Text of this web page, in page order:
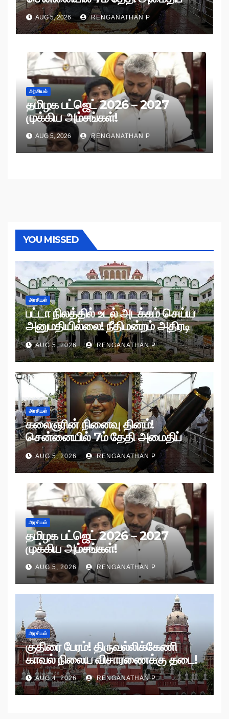
பேரணி!
AUG 5, 2026 RENGANATHAN P
அரசியல்
தமிழக பட்ஜெட் 2026 – 2027
முக்கிய அம்சங்கள்!
AUG 5, 2026 RENGANATHAN P
YOU MISSED
அரசியல்
பட்டா நிலத்தில் உடல் அடக்கம் செய்ய
அனுமதியில்லை! நீதிமன்றம் அதிரடி
உத்தரவு!
AUG 5, 2026 RENGANATHAN P
அரசியல்
கலைஞரின் நினைவு தினம்!
சென்னையில் 7ம் தேதி அமைதிப்
பேரணி!
AUG 5, 2026 RENGANATHAN P
அரசியல்
தமிழக பட்ஜெட் 2026 – 2027
முக்கிய அம்சங்கள்!
AUG 5, 2026 RENGANATHAN P
அரசியல்
குதிரை பேரம்! திருவல்லிக்கேணி
காவல் நிலைய விசாரணைக்கு தடை!
AUG 4, 2026 RENGANATHAN P